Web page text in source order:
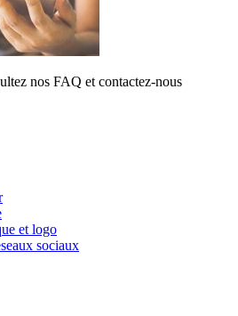
nos FAQ et contactez-nous
et logo
sociaux